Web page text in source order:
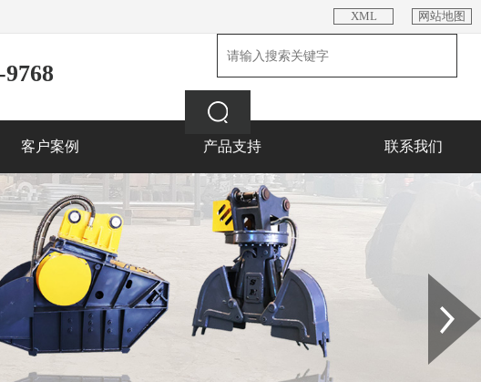
网站地图
XML
客户案例 产品支持 联系我们
Next